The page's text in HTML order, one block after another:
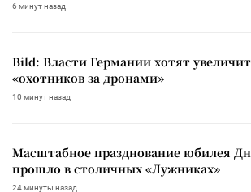
6 минут назад
Bild: Власти Германии хотят
«охотников за дронами»
10 минут назад
Масштабное празднование юбилея
прошло в столичных «Лужниках»
24 минуты назад